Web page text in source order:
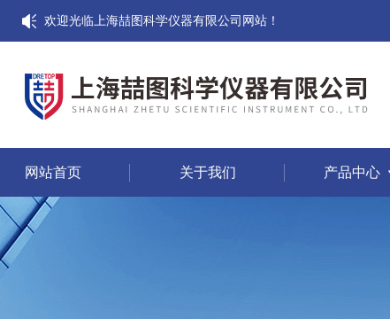
欢迎光临上海喆图科学仪器有限公司网站！
网站首页 关于我们 产品中心